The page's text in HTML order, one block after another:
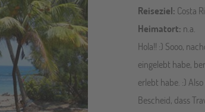
Reiseziel: Costa
Heimatort: n.a.
Hola!! :) Sooo,
eingelebt habe,
erlebt habe. :)
Bescheid, dass